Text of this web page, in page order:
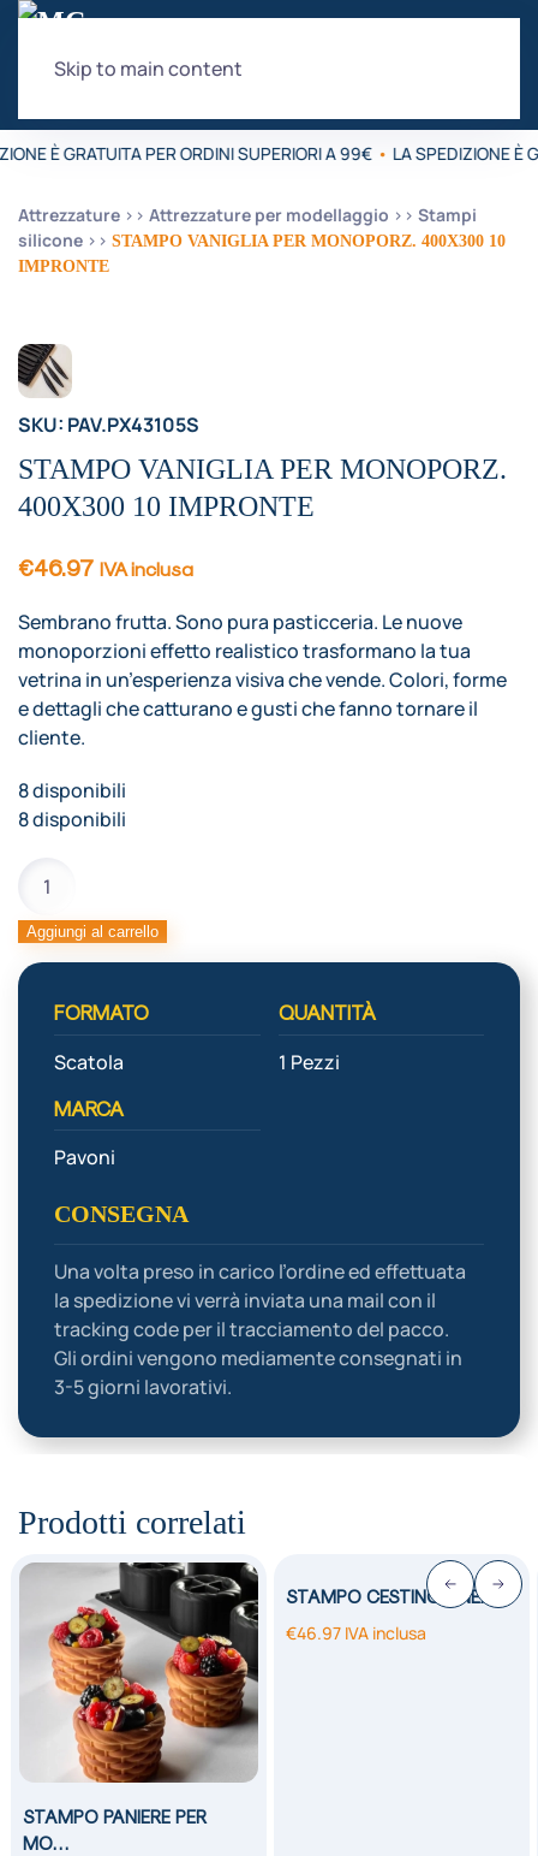
Skip to main content
È GRATUITA PER ORDINI SUPERIORI A 99€ • LA SPEDIZIONE È
Attrezzature Attrezzature per modellaggio
Stampi
silicone
STAMPO VANIGLIA PER MONOPORZ. 400X300 10
IMPRONTE
SKU: PAV.PX43105S
STAMPO VANIGLIA PER MONOPORZ.
400X300 10 IMPRONTE
€46.97 IVA inclusa
Sembrano frutta. Sono pura pasticceria. Le nuove
monoporzioni effetto realistico trasformano la tua
vetrina in un’esperienza visiva che vende. Colori, forme
e dettagli che catturano e gusti che fanno tornare il
cliente.
8 disponibili
8 disponibili
VANIGLIA
PER
MONOPORZ.
400X300
IMPRONTE
quantità
Aggiungi al carrello
FORMATO
Scatola
QUANTITÀ
1 Pezzi
MARCA
Pavoni
CONSEGNA
Una volta preso in carico l’ordine ed effettuata
la spedizione vi verrà inviata una mail con il
tracking code per il tracciamento del pacco.
Gli ordini vengono mediamente consegnati in
3-5 giorni lavorativi.
Prodotti correlati
STAMPO PANIERE PER
MO…
STAMPO CESTINO LINEA…
€46.97 IVA inclusa